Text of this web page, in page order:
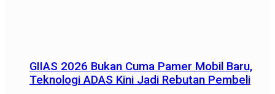
GIIAS 2026 Bukan Cuma Pamer Mobil Baru,
Teknologi ADAS Kini Jadi Rebutan Pembeli